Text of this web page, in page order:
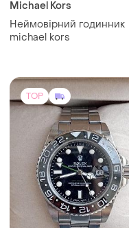
Michael Kors
Неймовірний годинник
michael kors
TOP